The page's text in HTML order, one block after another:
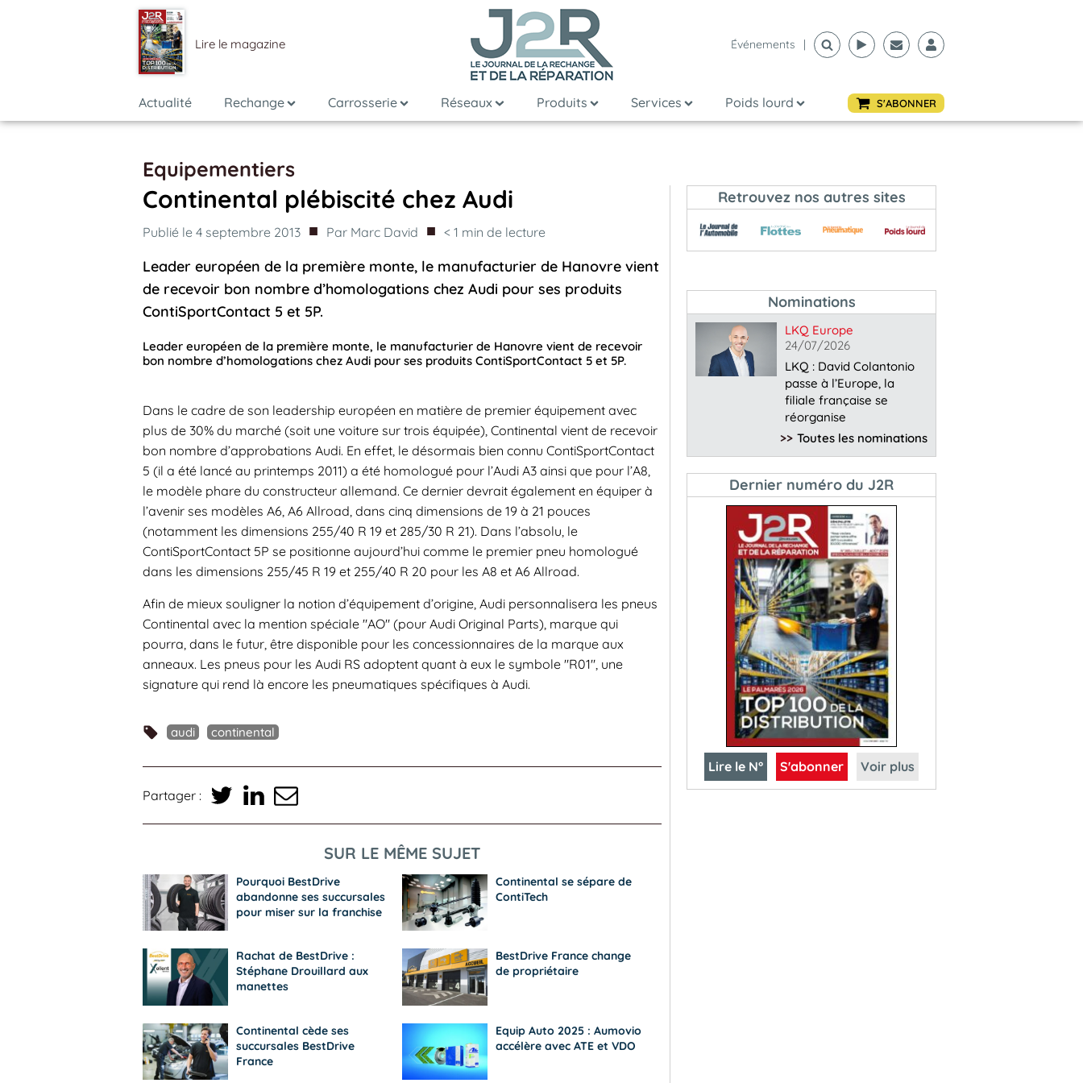
Lire le magazine Événements |
Actualité Rechange Carrosserie Réseaux Produits Services Poids lourd S'ABONNER
Equipementiers
Continental plébiscité chez Audi
Publié le 4 septembre 2013 ■ Par Marc David ■ < 1 min de lecture
Leader européen de la première monte, le manufacturier de Hanovre vient
de recevoir bon nombre d’homologations chez Audi pour ses produits
ContiSportContact 5 et 5P.
Leader européen de la première monte, le manufacturier de Hanovre vient de recevoir
bon nombre d’homologations chez Audi pour ses produits ContiSportContact 5 et 5P.
Dans le cadre de son leadership européen en matière de premier équipement avec
plus de 30% du marché (soit une voiture sur trois équipée), Continental vient de recevoir
bon nombre d’approbations Audi. En effet, le désormais bien connu ContiSportContact
5 (il a été lancé au printemps 2011) a été homologué pour l’Audi A3 ainsi que pour l’A8,
le modèle phare du constructeur allemand. Ce dernier devrait également en équiper à
l’avenir ses modèles A6, A6 Allroad, dans cinq dimensions de 19 à 21 pouces
(notamment les dimensions 255/40 R 19 et 285/30 R 21). Dans l’absolu, le
ContiSportContact 5P se positionne aujourd’hui comme le premier pneu homologué
dans les dimensions 255/45 R 19 et 255/40 R 20 pour les A8 et A6 Allroad.
Afin de mieux souligner la notion d’équipement d’origine, Audi personnalisera les pneus
Continental avec la mention spéciale "AO" (pour Audi Original Parts), marque qui
pourra, dans le futur, être disponible pour les concessionnaires de la marque aux
anneaux. Les pneus pour les Audi RS adoptent quant à eux le symbole "R01", une
signature qui rend là encore les pneumatiques spécifiques à Audi.
audi continental
Partager :
SUR LE MÊME SUJET
Pourquoi BestDrive
abandonne ses succursales
pour miser sur la franchise
Continental se sépare de
ContiTech
Rachat de BestDrive :
Stéphane Drouillard aux
manettes
BestDrive France change
de propriétaire
Continental cède ses
succursales BestDrive
France
Equip Auto 2025 : Aumovio
accélère avec ATE et VDO
Retrouvez nos autres sites
Nominations
LKQ Europe
24/07/2026
LKQ : David Colantonio
passe à l’Europe, la
filiale française se
réorganise
>> Toutes les nominations
Dernier numéro du J2R
Lire le N° S'abonner Voir plus